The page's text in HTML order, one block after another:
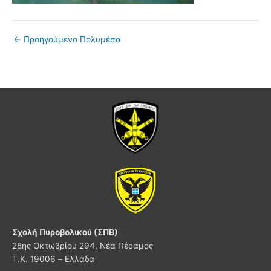
← Προηγούμενο Πολυμέσα
Σχολή Πυροβολικού (ΣΠΒ)
28ης Οκτωβρίου 294, Νέα Πέραμος
Τ.Κ. 19006 – Ελλάδα